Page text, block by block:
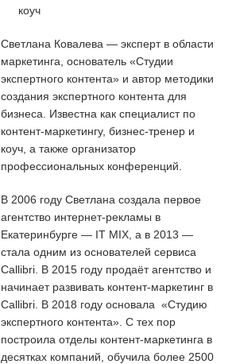
коуч
Светлана Ковалева — эксперт в области
маркетинга, основатель «Студии
экспертного контента» и автор методики
создания экспертного контента для
бизнеса. Известна как специалист по
контент-маркетингу, бизнес-тренер и
коуч, а также организатор
профессиональных конференций.
В 2006 году Светлана создала первое
агентство интернет-рекламы в
Екатеринбурге — IT MIX, а в 2013 —
стала одним из основателей сервиса
Callibri. В 2015 году продаёт агентство и
начинает развивать контент-маркетинг в
Callibri. В 2018 году основала «Студию
экспертного контента». С тех пор
построила отделы контент-маркетинга в
десятках компаний, обучила более 2500